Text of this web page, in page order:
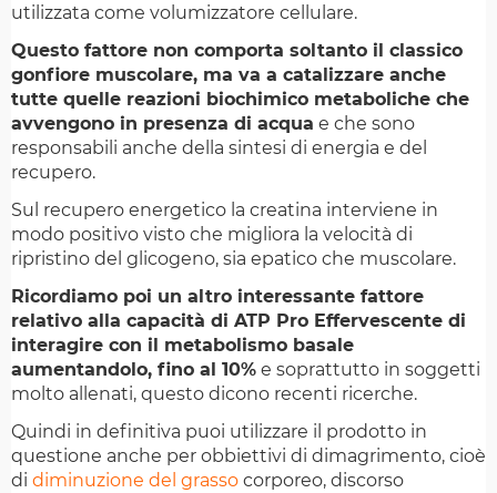
utilizzata come volumizzatore cellulare.
Questo fattore non comporta soltanto il classico
gonfiore muscolare, ma va a catalizzare anche
tutte quelle reazioni biochimico metaboliche che
avvengono in presenza di acqua e che sono
responsabili anche della sintesi di energia e del
recupero.
Sul recupero energetico la creatina interviene in
modo positivo visto che migliora la velocità di
ripristino del glicogeno, sia epatico che muscolare.
Ricordiamo poi un altro interessante fattore
relativo alla capacità di ATP Pro Effervescente di
interagire con il metabolismo basale
aumentandolo, fino al 10% e soprattutto in soggetti
molto allenati, questo dicono recenti ricerche.
Quindi in definitiva puoi utilizzare il prodotto in
questione anche per obbiettivi di dimagrimento, cioè
di diminuzione del grasso corporeo, discorso